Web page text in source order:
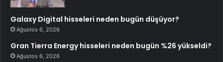
Galaxy Digital hisseleri neden bugün düşüyor?
Ağustos 6, 2026
Gran Tierra Energy hisseleri neden bugün %26 yükseldi?
Ağustos 6, 2026